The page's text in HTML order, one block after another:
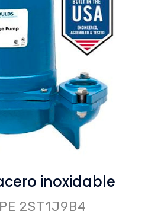
inoxidable
2ST1J9B4